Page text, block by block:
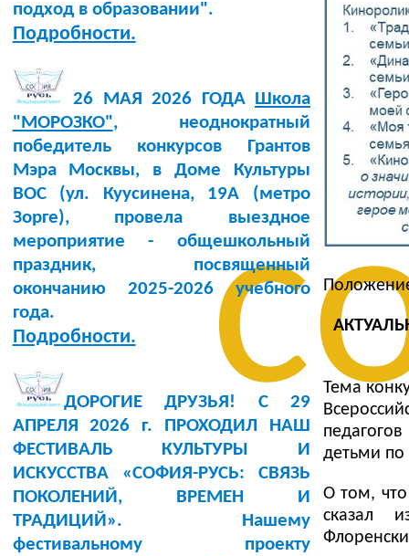
подход в образовании".
Подробности.
26 МАЯ 2026 ГОДА Школа
"МОРОЗКО", неоднократный
победитель конкурсов Грантов
Мэра Москвы, в Доме Культуры
BOC (ул. Куусинена, 19А (метро
Зорге), провела выездное
мероприятие - общешкольный
праздник, посвященный
окончанию 2025-2026 учебного
года.
Подробности.
ДОРОГИЕ ДРУЗЬЯ! С 29
АПРЕЛЯ 2026 г. ПРОХОДИЛ НАШ
ФЕСТИВАЛЬ КУЛЬТУРЫ И
ИСКУССТВА «СОФИЯ-РУСЬ: СВЯЗЬ
ПОКОЛЕНИЙ, ВРЕМЕН И
ТРАДИЦИЙ». Нашему
фестивальному проекту
Тема
детьми по
О том, что
сказал